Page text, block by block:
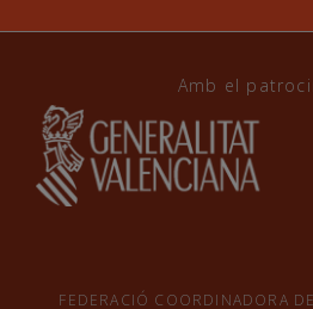
Amb el
FEDERACIÓ COORDINADORA